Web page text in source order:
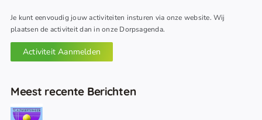
Je kunt eenvoudig jouw activiteiten insturen via onze website. Wij
plaatsen de activiteit dan in onze Dorpsagenda.
Activiteit Aanmelden
Meest recente Berichten